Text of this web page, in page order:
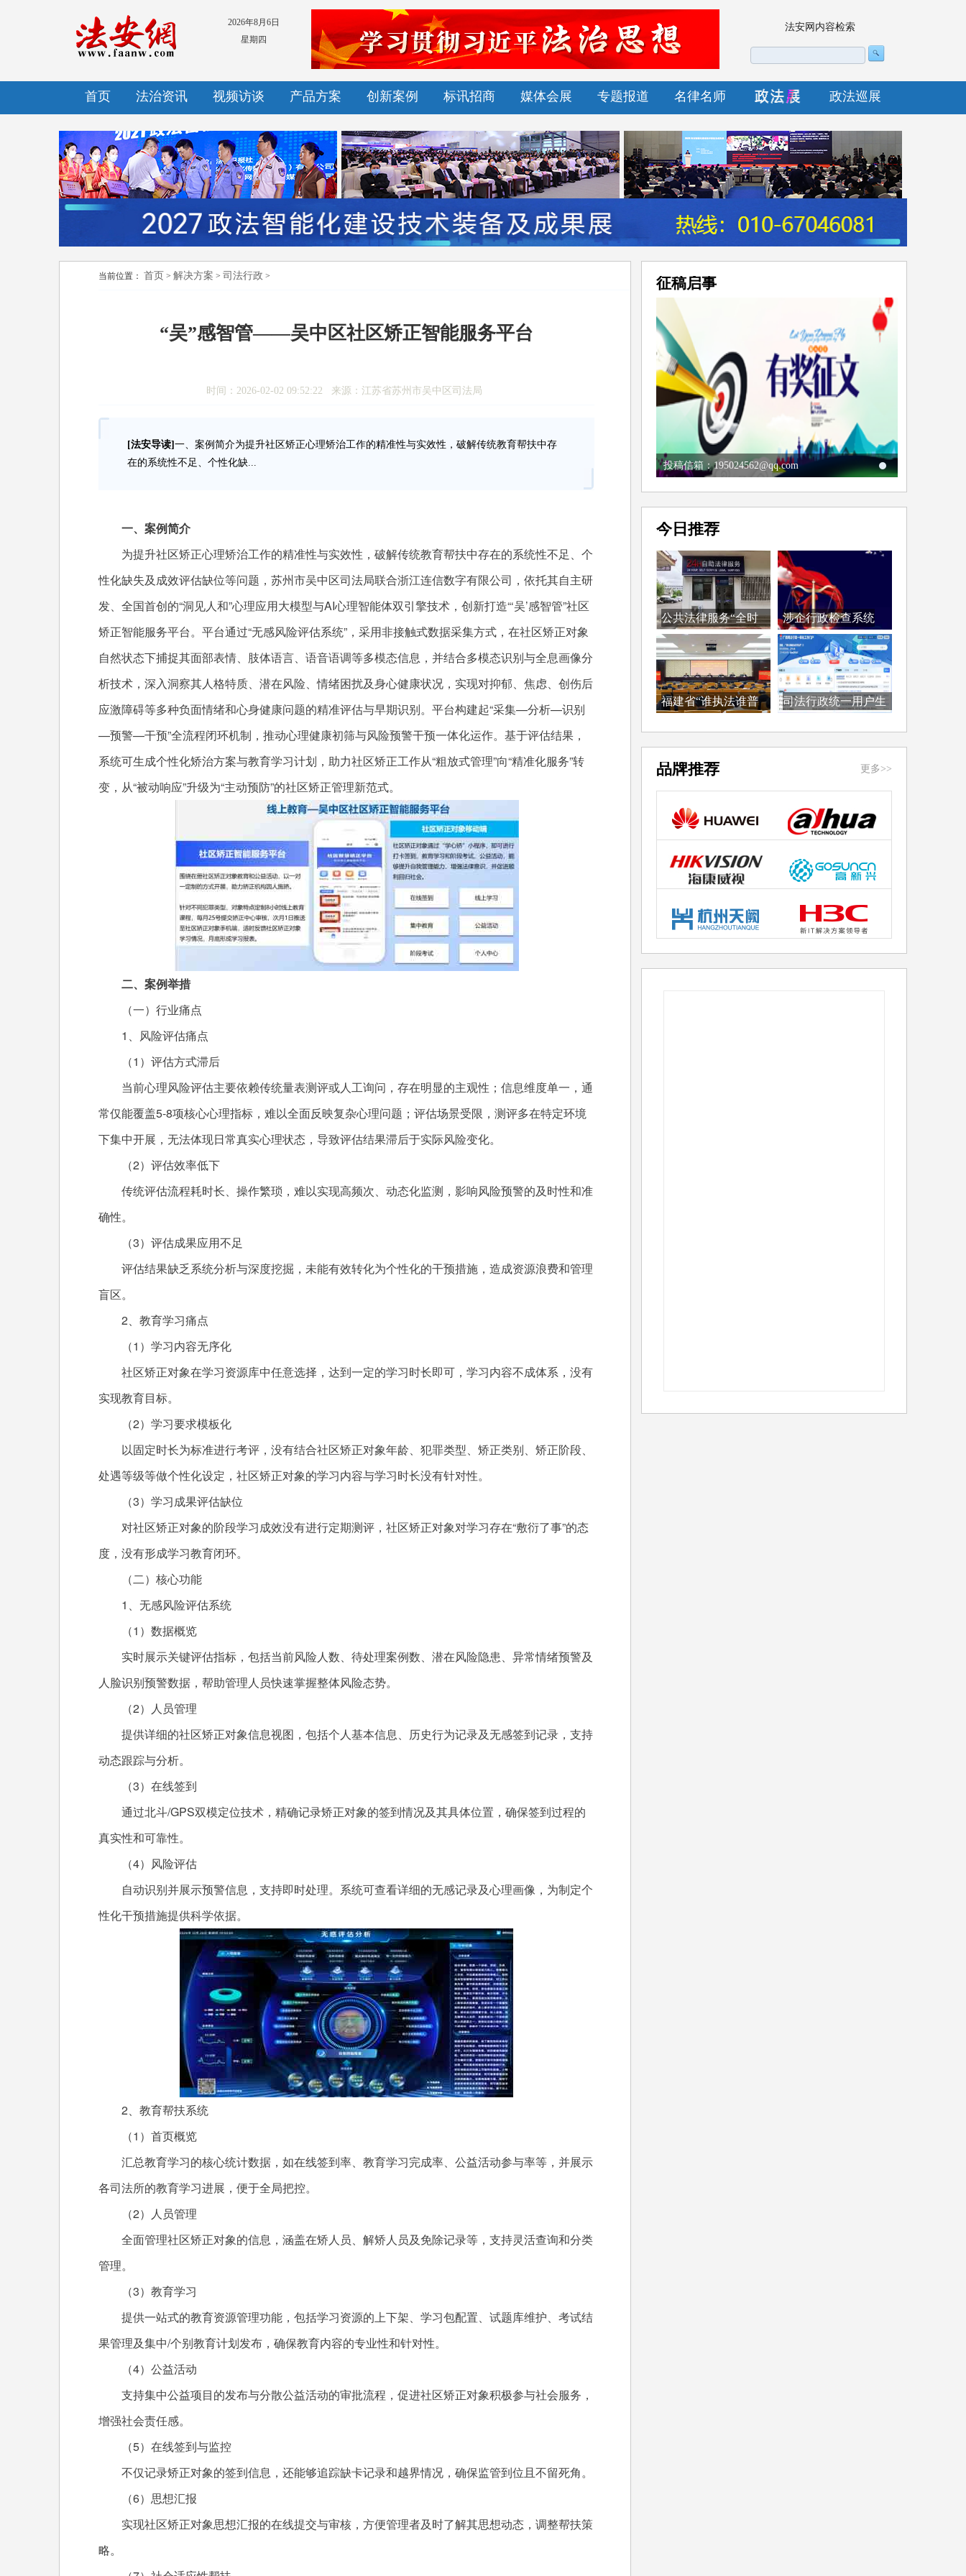
2026年8月6日
星期四
法安网内容检索
首页 法治资讯 视频访谈 产品方案 创新案例 标讯招商 媒体会展 专题报道 名律名师 政法巡展
当前位置： 首页 > 解决方案 > 司法行政 >
“吴”感智管——吴中区社区矫正智能服务平台
时间：2026-02-02 09:52:22 来源：江苏省苏州市吴中区司法局
[法安导读] 一、案例简介为提升社区矫正心理矫治工作的精准性与实效性，破解传统教育帮扶中存
在的系统性不足、个性化缺...
一、案例简介
为提升社区矫正心理矫治工作的精准性与实效性，破解传统教育帮扶中存在的系统性不足、个
性化缺失及成效评估缺位等问题，苏州市吴中区司法局联合浙江连信数字有限公司，依托其自主研
发、全国首创的“洞见人和”心理应用大模型与AI心理智能体双引擎技术，创新打造“‘吴’感智管”社区
矫正智能服务平台。平台通过“无感风险评估系统”，采用非接触式数据采集方式，在社区矫正对象
自然状态下捕捉其面部表情、肢体语言、语音语调等多模态信息，并结合多模态识别与全息画像分
析技术，深入洞察其人格特质、潜在风险、情绪困扰及身心健康状况，实现对抑郁、焦虑、创伤后
应激障碍等多种负面情绪和心身健康问题的精准评估与早期识别。平台构建起“采集—分析—识别
—预警—干预”全流程闭环机制，推动心理健康初筛与风险预警干预一体化运作。基于评估结果，
系统可生成个性化矫治方案与教育学习计划，助力社区矫正工作从“粗放式管理”向“精准化服务”转
变，从“被动响应”升级为“主动预防”的社区矫正管理新范式。
二、案例举措
（一）行业痛点
1、风险评估痛点
（1）评估方式滞后
当前心理风险评估主要依赖传统量表测评或人工询问，存在明显的主观性；信息维度单一，通
常仅能覆盖5-8项核心心理指标，难以全面反映复杂心理问题；评估场景受限，测评多在特定环境
下集中开展，无法体现日常真实心理状态，导致评估结果滞后于实际风险变化。
（2）评估效率低下
传统评估流程耗时长、操作繁琐，难以实现高频次、动态化监测，影响风险预警的及时性和准
确性。
（3）评估成果应用不足
评估结果缺乏系统分析与深度挖掘，未能有效转化为个性化的干预措施，造成资源浪费和管理
盲区。
2、教育学习痛点
（1）学习内容无序化
社区矫正对象在学习资源库中任意选择，达到一定的学习时长即可，学习内容不成体系，没有
实现教育目标。
（2）学习要求模板化
以固定时长为标准进行考评，没有结合社区矫正对象年龄、犯罪类型、矫正类别、矫正阶段、
处遇等级等做个性化设定，社区矫正对象的学习内容与学习时长没有针对性。
（3）学习成果评估缺位
对社区矫正对象的阶段学习成效没有进行定期测评，社区矫正对象对学习存在“敷衍了事”的态
度，没有形成学习教育闭环。
（二）核心功能
1、无感风险评估系统
（1）数据概览
实时展示关键评估指标，包括当前风险人数、待处理案例数、潜在风险隐患、异常情绪预警及
人脸识别预警数据，帮助管理人员快速掌握整体风险态势。
（2）人员管理
提供详细的社区矫正对象信息视图，包括个人基本信息、历史行为记录及无感签到记录，支持
动态跟踪与分析。
（3）在线签到
通过北斗/GPS双模定位技术，精确记录矫正对象的签到情况及其具体位置，确保签到过程的
真实性和可靠性。
（4）风险评估
自动识别并展示预警信息，支持即时处理。系统可查看详细的无感记录及心理画像，为制定个
性化干预措施提供科学依据。
2、教育帮扶系统
（1）首页概览
汇总教育学习的核心统计数据，如在线签到率、教育学习完成率、公益活动参与率等，并展示
各司法所的教育学习进展，便于全局把控。
（2）人员管理
全面管理社区矫正对象的信息，涵盖在矫人员、解矫人员及免除记录等，支持灵活查询和分类
管理。
（3）教育学习
提供一站式的教育资源管理功能，包括学习资源的上下架、学习包配置、试题库维护、考试结
果管理及集中/个别教育计划发布，确保教育内容的专业性和针对性。
（4）公益活动
支持集中公益项目的发布与分散公益活动的审批流程，促进社区矫正对象积极参与社会服务，
增强社会责任感。
（5）在线签到与监控
不仅记录矫正对象的签到信息，还能够追踪缺卡记录和越界情况，确保监管到位且不留死角。
（6）思想汇报
实现社区矫正对象思想汇报的在线提交与审核，方便管理者及时了解其思想动态，调整帮扶策
略。
征稿启事
投稿信箱：195024562@qq.com
今日推荐
公共法律服务“全时
空...
涉企行政检查系统
福建省“谁执法谁普
司法行政统一用户生
品牌推荐 更多>>